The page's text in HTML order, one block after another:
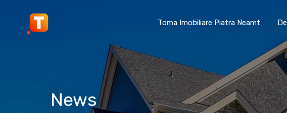
Toma
Toma Imobiliare Piatra Neamt
News